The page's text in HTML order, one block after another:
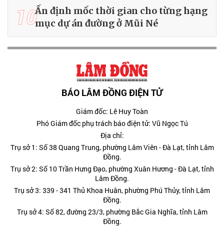
10Ấn định mốc thời gian cho từng hạng
mục dự án đường ở Mũi Né
BÁO LÂM ĐỒNG ĐIỆN TỬ
Giám đốc: Lê Huy Toàn
Phó Giám đốc phụ trách báo điện tử: Vũ Ngọc Tú
Địa chỉ:
Trụ sở 1: Số 38 Quang Trung, phường Lâm Viên - Đà Lạt, tỉnh Lâm
Đồng.
Trụ sở 2: Số 10 Trần Hưng Đạo, phường Xuân Hương - Đà Lạt, tỉnh
Lâm Đồng.
Trụ sở 3: 339 - 341 Thủ Khoa Huân, phường Phú Thủy, tỉnh Lâm
Đồng.
Trụ sở 4: Số 82, đường 23/3, phường Bắc Gia Nghĩa, tỉnh Lâm
Đồng.